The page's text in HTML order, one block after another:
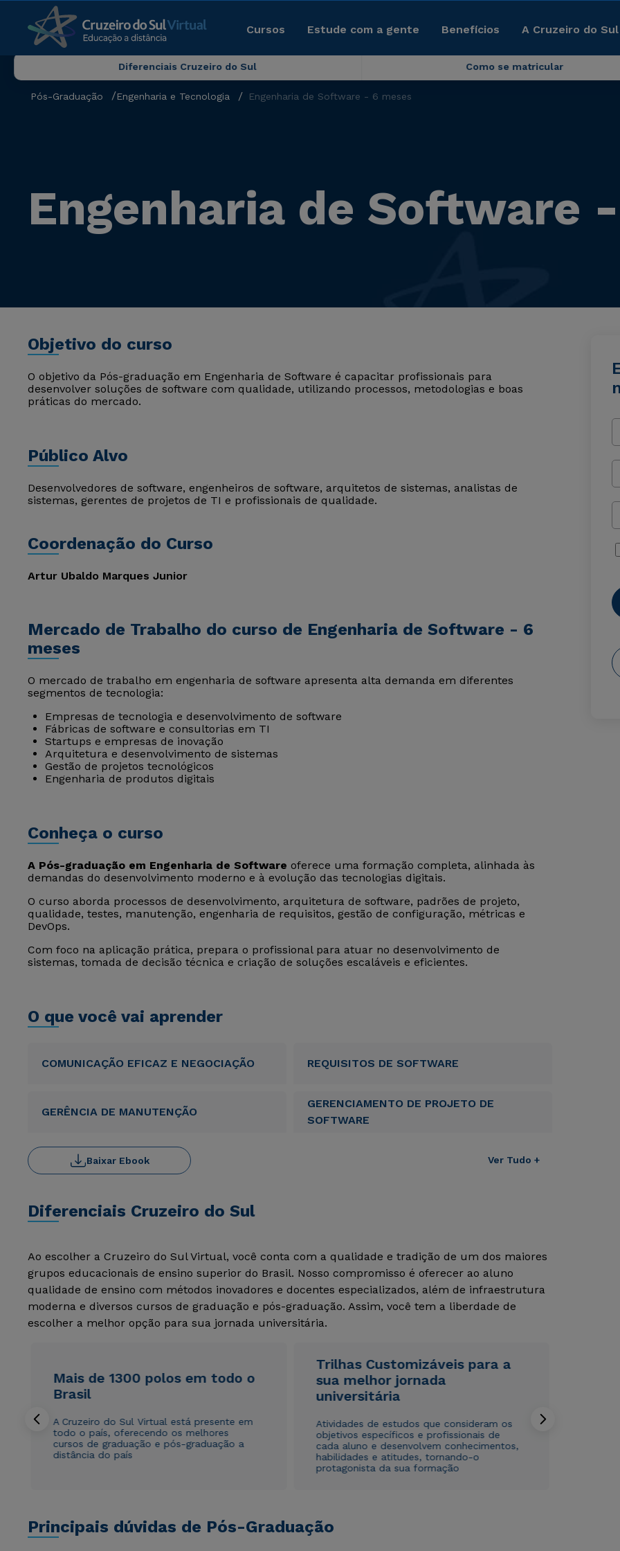
Cursos Estude com a gente Benefícios A Cruzeiro do
Diferenciais Cruzeiro do Sul Como se matricular
Pós-Graduação Engenharia e Tecnologia Engenharia de Software - 6 meses
Engenharia de Software
Objetivo do curso
O objetivo da Pós-graduação em Engenharia de Software é capacitar profissionais para
desenvolver soluções de software com qualidade, utilizando processos, metodologias e boas
práticas do mercado.
Público Alvo
Desenvolvedores de software, engenheiros de software, arquitetos de sistemas, analistas de
sistemas, gerentes de projetos de TI e profissionais de qualidade.
Coordenação do Curso
Artur Ubaldo Marques Junior
Mercado de Trabalho do curso de Engenharia de Software - 6
meses
O mercado de trabalho em engenharia de software apresenta alta demanda em diferentes
segmentos de tecnologia:
Empresas de tecnologia e desenvolvimento de software
Fábricas de software e consultorias em TI
Startups e empresas de inovação
Arquitetura e desenvolvimento de sistemas
Gestão de projetos tecnológicos
Engenharia de produtos digitais
Conheça o curso
A Pós-graduação em Engenharia de Software oferece uma formação completa, alinhada às
demandas do desenvolvimento moderno e à evolução das tecnologias digitais.
O curso aborda processos de desenvolvimento, arquitetura de software, padrões de projeto,
qualidade, testes, manutenção, engenharia de requisitos, gestão de configuração, métricas e
DevOps.
Com foco na aplicação prática, prepara o profissional para atuar no desenvolvimento de
sistemas, tomada de decisão técnica e criação de soluções escaláveis e eficientes.
O que você vai aprender
COMUNICAÇÃO EFICAZ E NEGOCIAÇÃO REQUISITOS DE SOFTWARE
GERÊNCIA DE MANUTENÇÃO
GERENCIAMENTO DE PROJETO DE
SOFTWARE
Ver Tudo +
Baixar Ebook
Diferenciais Cruzeiro do Sul
Ao escolher a Cruzeiro do Sul Virtual, você conta com a qualidade e tradição de um dos maiores
grupos educacionais de ensino superior do Brasil. Nosso compromisso é oferecer ao aluno
qualidade de ensino com métodos inovadores e docentes especializados, além de infraestrutura
moderna e diversos cursos de graduação e pós-graduação. Assim, você tem a liberdade de
escolher a melhor opção para sua jornada universitária.
Mais de 1300 polos em todo o
Brasil
A Cruzeiro do Sul Virtual está presente em
todo o país, oferecendo os melhores
cursos de graduação e pós-graduação a
distância do país
Trilhas Customizáveis para a
sua melhor jornada
universitária
Atividades de estudos que consideram os
objetivos específicos e profissionais de
cada aluno e desenvolvem conhecimentos,
habilidades e atitudes, tornando-o
protagonista da sua formação
Principais dúvidas de Pós-Graduação
Rápido e fácil
WhatsApp
Estou de acordo com aPolítica de Privacidade.
autorizo que meus dados sejam utilizados para o
envio de conteúdos da Cruzeiro do Sul.
Rápido e fácil
WhatsApp
Estou de acordo com aPolítica de Privacidade.
autorizo que meus dados sejam utilizados para o
envio de conteúdos da Cruzeiro do Sul.